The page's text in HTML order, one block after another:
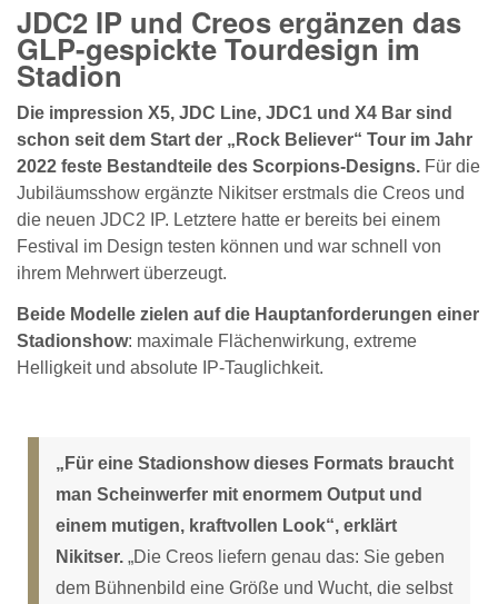
JDC2 IP und Creos ergänzen das
GLP-gespickte Tourdesign im
Stadion
Die impression X5, JDC Line, JDC1 und X4 Bar sind
schon seit dem Start der „Rock Believer“ Tour im Jahr
2022 feste Bestandteile des Scorpions-Designs. Für die
Jubiläumsshow ergänzte Nikitser erstmals die Creos und
die neuen JDC2 IP. Letztere hatte er bereits bei einem
Festival im Design testen können und war schnell von
ihrem Mehrwert überzeugt.
Beide Modelle zielen auf die Hauptanforderungen einer
Stadionshow: maximale Flächenwirkung, extreme
Helligkeit und absolute IP-Tauglichkeit.
„Für eine Stadionshow dieses Formats braucht
man Scheinwerfer mit enormem Output und
einem mutigen, kraftvollen Look“, erklärt
Nikitser. „Die Creos liefern genau das: Sie geben
dem Bühnenbild eine Größe und Wucht, die selbst